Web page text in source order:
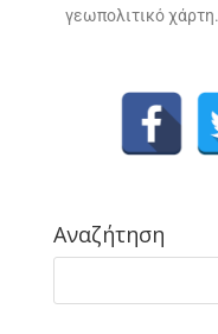
γεωπολιτικό χάρτη.
Αναζήτηση